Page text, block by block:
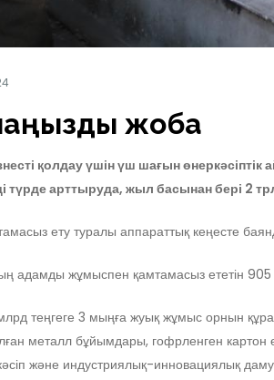
маңызды жоба
қолдау үшін үш шағын
түрде арттыруда, жыл басынан бері 2
ету туралы аппараттық кеңесте
адамды жұмыспен қамтамасыз ететін 905
теңгеге 3 мыңға жуық жұмыс орнын
металл бұйымдары, гофрленген картон
және индустриялық-инновациялық